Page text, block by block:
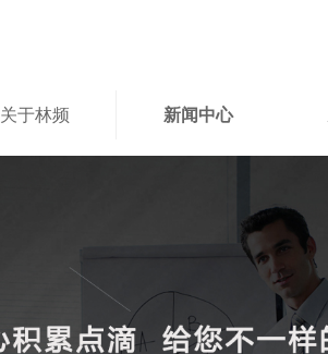
关于林频 新闻中心